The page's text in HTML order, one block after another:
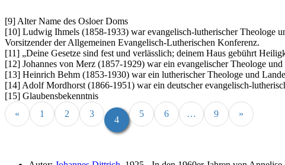
[9] Alter Name des Osloer Doms
[10] Ludwig Ihmels (1858-1933) war evangelisch-lutherischer Theologe
Vorsitzender der Allgemeinen Evangelisch-Lutherischen Konferenz.
[11]
Deine Gesetze sind fest und verlässlich; deinem Haus gebührt
[12] Johannes von Merz (1857-1929) war ein evangelischer Theologe
[13] Heinrich Behm (1853-1930) war ein lutherischer Theologe und
[14] Adolf Mordhorst (1866-1951) war ein deutscher evangelisch-
[15] Glaubensbekenntnis
«
1 2 3
4
5 6 … 9 »